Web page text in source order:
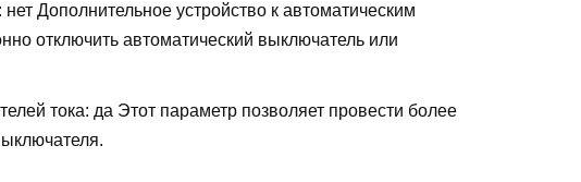
нет Дополнительное устройство к автоматическим
отключить автоматический выключатель или
тока: да Этот параметр позволяет провести более